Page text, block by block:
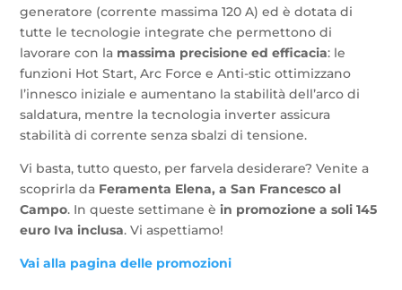
generatore (corrente massima 120 A) ed è dotata di
tutte le tecnologie integrate che permettono di
lavorare con la massima precisione ed efficacia: le
funzioni Hot Start, Arc Force e Anti-stic ottimizzano
l’innesco iniziale e aumentano la stabilità dell’arco di
saldatura, mentre la tecnologia inverter assicura
stabilità di corrente senza sbalzi di tensione.
Vi basta, tutto questo, per farvela desiderare? Venite a
scoprirla da Feramenta Elena, a San Francesco al
Campo. In queste settimane èin promozione a soli 145
euro Iva inclusa. Vi aspettiamo!
Vai alla pagina delle promozioni